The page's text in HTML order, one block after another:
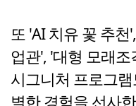
또 'AI 치유 꽃 추
업관', '대형 모래
시그니처 프로그
별한 경험을 선사